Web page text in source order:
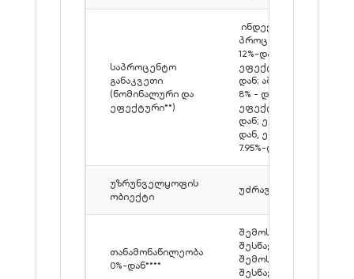
საპროცენტო
განაკვეთი
(ნომინალური და
ეფექტური**)
ინდექსირებული**
პროცენტი: ლარი
12%-დან,
ეფექტური 12,9%-
დან; აშშ დოლარი
8% - დან,
ეფექტური 8.8%-
დან; ევრო 7.5%-
დან, ეფექტური
7.95%-დან
უზრუნველყოფის
ობიექტი
უძრავი ქონება
თანამონაწილეობა
0%-დან****
შემოსავლის
შესწავლით /
შემოსავლების
შესწავლის